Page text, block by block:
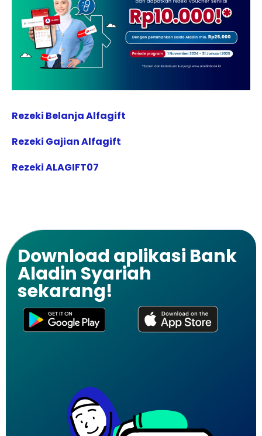
Rezeki Belanja Alfagift
Rezeki Gajian Alfagift
Rezeki ALAGIFT07
Download aplikasi Bank
Aladin Syariah
sekarang!